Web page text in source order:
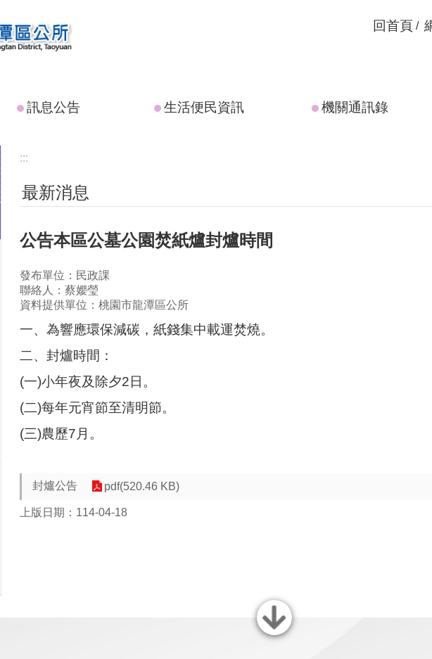
回首頁
訊息公告 生活便民資訊 機關通訊錄
:::
最新消息
公告本區公墓公園焚紙爐封爐時間
發布單位：民政課
聯絡人：蔡孆瑩
資料提供單位：桃園市龍潭區公所
一、為響應環保減碳，紙錢集中載運焚燒。
二、封爐時間：
(一)小年夜及除夕2日。
(二)每年元宵節至清明節。
(三)農歷7月。
封爐公告 pdf(520.46 KB)
上版日期：114-04-18
關閉